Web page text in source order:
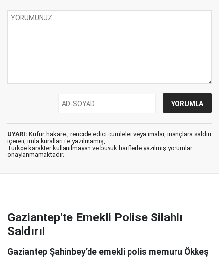
UYARI: Küfür, hakaret, rencide edici cümleler veya imalar, inançlara saldırı
içeren, imla kuralları ile yazılmamış,
Türkçe karakter kullanılmayan ve büyük harflerle yazılmış yorumlar
onaylanmamaktadır.
Gaziantep'te Emekli Polise Silahlı
Saldırı!
Gaziantep Şahinbey’de emekli polis memuru Ökkeş